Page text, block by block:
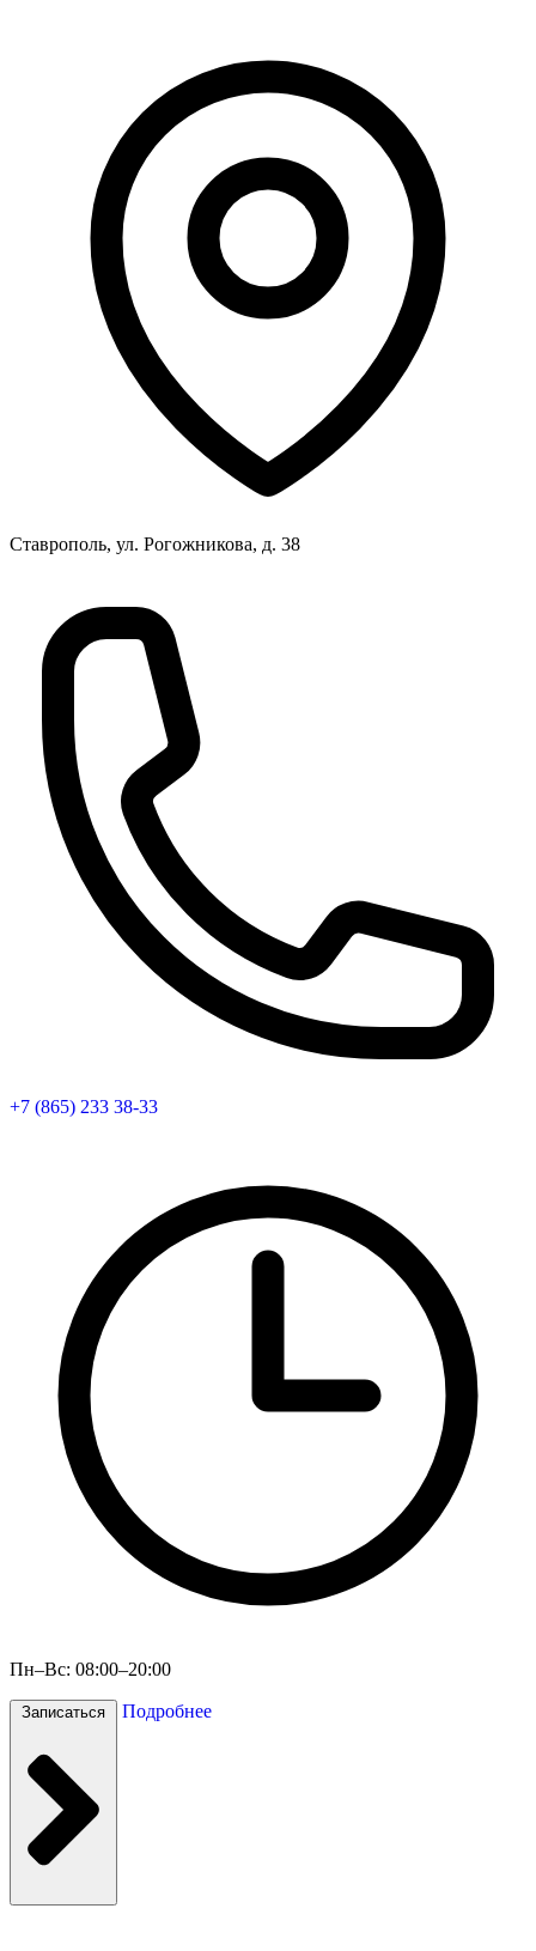
Ставрополь, ул. Рогожникова, д. 38
+7 (865) 233 38-33
Пн–Вс: 08:00–20:00
Записаться Подробнее